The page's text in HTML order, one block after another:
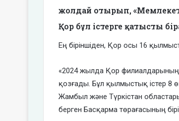
жолдай отырып,
Қор бұл істерге қатысты
Ең біріншіден, Қор осы 16
«2024 жылда Қор филиалдарының
қозғады. Бұл қылмыстық істер 8
Жамбыл және Түркістан
берген Басқарма төрағасының